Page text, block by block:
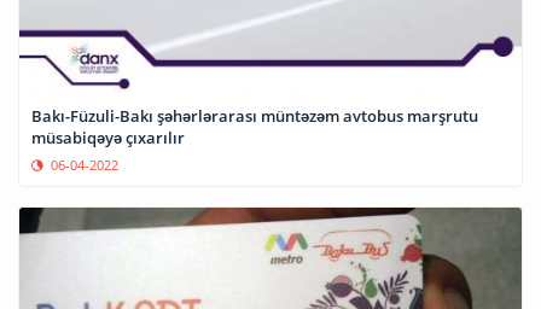
Bakı-Füzuli-Bakı şəhərlərarası müntəzəm avtobus marşrutu
müsabiqəyə çıxarılır
06-04-2022